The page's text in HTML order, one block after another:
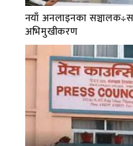
नयाँ अनलाइनका
अभिमुखीकरण